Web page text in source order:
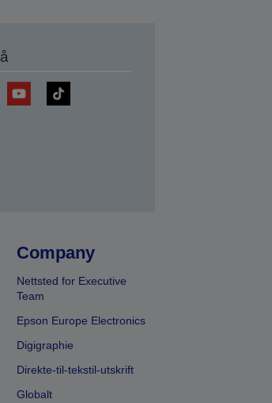
Company
Nettsted for Executive
Team
Epson Europe Electronics
Digigraphie
Direkte-til-tekstil-utskrift
Globalt